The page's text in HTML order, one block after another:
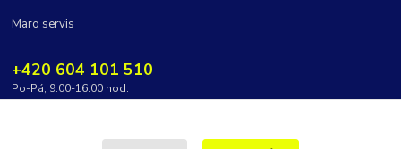
Maro servis
+420 604 101 510
Po-Pá, 9:00-16:00 hod.